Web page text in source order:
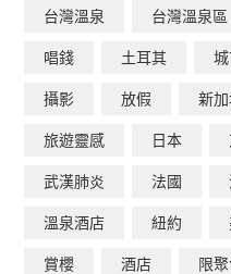
台灣溫泉 台灣溫泉區
唱錢 土耳其
攝影 放假 新
旅遊靈感 日本
武漢肺炎 法國
溫泉酒店 紐約
賞櫻 酒店 限